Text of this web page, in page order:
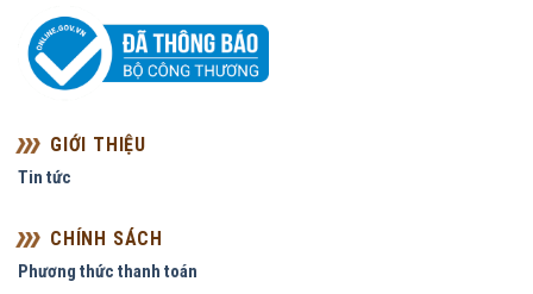
GIỚI THIỆU
Tin tức
CHÍNH SÁCH
Phương thức thanh toán